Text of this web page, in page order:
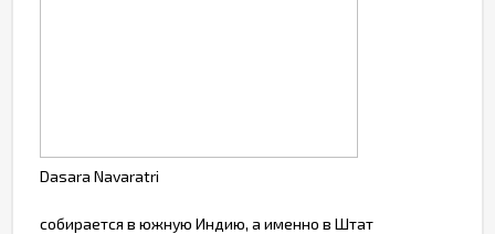
Dasara Navaratri
собирается в южную Индию, а именно в Штат